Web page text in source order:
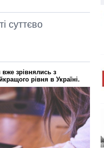
суттєво
зрівнялись з
рівня в Україні.